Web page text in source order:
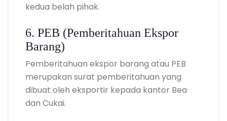
kedua belah pihak.
6. PEB (Pemberitahuan Ekspor
Barang)
Pemberitahuan ekspor barang atau PEB
merupakan surat pemberitahuan yang
dibuat oleh eksportir kepada kantor Bea
dan Cukai.